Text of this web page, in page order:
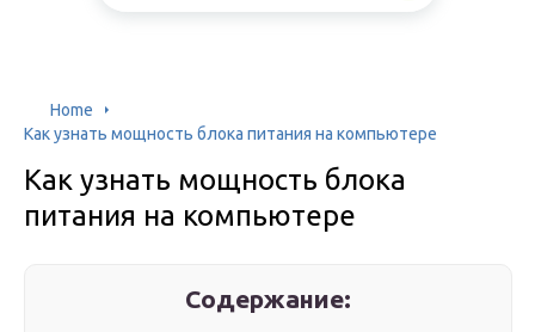
Home
Как узнать мощность блока питания на компьютере
Как узнать мощность блока
питания на компьютере
Содержание: